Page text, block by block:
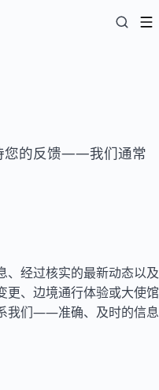
您的反馈——我们通常
、经过核实的最新动态以及
更、边境通行体验或大使馆
我们——准确、及时的信息